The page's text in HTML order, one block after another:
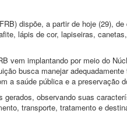
dispõe, a partir de hoje (29),
lápis de cor, lapiseiras,
vem implantando por meio do
busca manejar
a saúde pública e a preservação
observando suas
transporte, tratamento e